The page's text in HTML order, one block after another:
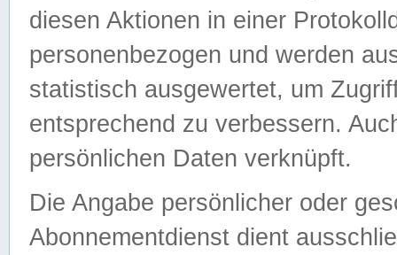
diesen Aktionen in einer
personenbezogen und werden
statistisch ausgewertet, um
entsprechend zu verbessern.
persönlichen Daten verknüpft.
Die Angabe persönlicher oder
Abonnementdienst dient